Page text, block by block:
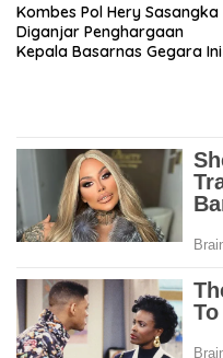
Kombes Pol Hery Sasangka
Diganjar Penghargaan
Kepala Basarnas Gegara Ini